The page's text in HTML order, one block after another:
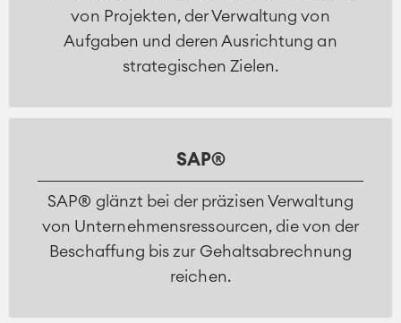
von Projekten, der Verwaltung von
Aufgaben und deren Ausrichtung an
strategischen Zielen.
SAP®
SAP® glänzt bei der präzisen Verwaltung
von Unternehmensressourcen, die von der
Beschaffung bis zur Gehaltsabrechnung
reichen.